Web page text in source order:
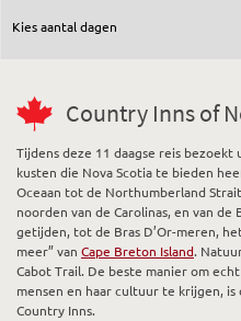
Country Inns of
Tijdens deze 11 daagse reis bezoekt
kusten die Nova Scotia te bieden
Oceaan tot de Northumberland
noorden van de Carolinas, en van de
getijden, tot de Bras D’Or-meren,
meer” van Cape Breton Island.
Cabot Trail. De beste manier om
mensen en haar cultuur te krijgen,
Country Inns.